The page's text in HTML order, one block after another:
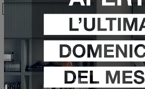
Sfoglia i cataloghi
Ho preso visione dellaPrivacy Policy
Invia